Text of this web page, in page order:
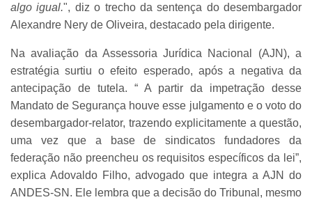
algo igual.", diz o trecho da sentença do desembargador
Alexandre Nery de Oliveira, destacado pela dirigente.
Na avaliação da Assessoria Jurídica Nacional (AJN), a
estratégia surtiu o efeito esperado, após a negativa da
antecipação de tutela. “ A partir da impetração desse
Mandato de Segurança houve esse julgamento e o voto do
desembargador-relator, trazendo explicitamente a questão,
uma vez que a base de sindicatos fundadores da
federação não preencheu os requisitos específicos da lei”,
explica Adovaldo Filho, advogado que integra a AJN do
ANDES-SN. Ele lembra que a decisão do Tribunal, mesmo